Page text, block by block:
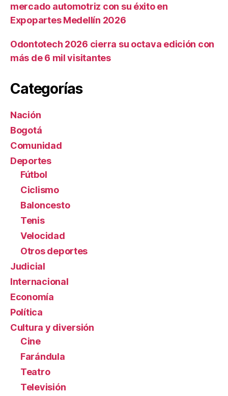
mercado automotriz con su éxito en
Expopartes Medellín 2026
Odontotech 2026 cierra su octava edición con
más de 6 mil visitantes
Categorías
Nación
Bogotá
Comunidad
Deportes
Fútbol
Ciclismo
Baloncesto
Tenis
Velocidad
Otros deportes
Judicial
Internacional
Economía
Política
Cultura y diversión
Cine
Farándula
Teatro
Televisión